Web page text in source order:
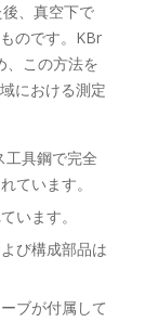
、真空下で
のです。KBr
、この方法を
における測定
工具鋼で完全
ています。
います。
び構成部品は
ブが付属して